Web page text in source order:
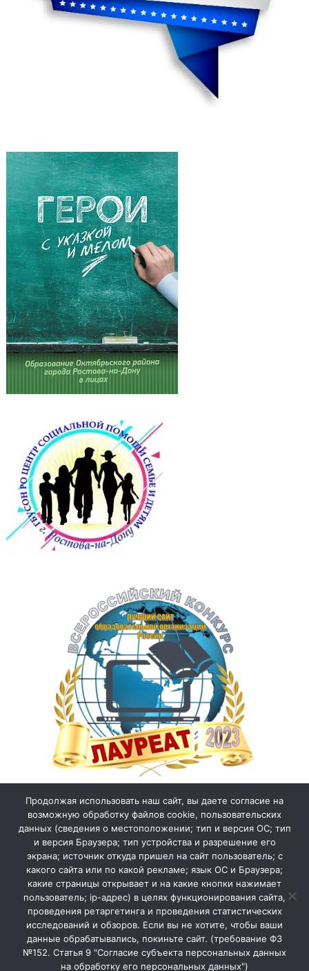
Продолжая использовать наш сайт, вы даете согласие на
возможную обработку файлов cookie, пользовательских
данных (сведения о местоположении; тип и версия ОС; тип
и версия Браузера; тип устройства и разрешение его
экрана; источник откуда пришел на сайт пользователь; с
какого сайта или по какой рекламе; язык ОС и Браузера;
какие страницы открывает и на какие кнопки нажимает
пользователь; ip-адрес) в целях функционирования сайта,
проведения ретаргетинга и проведения статистических
исследований и обзоров. Если вы не хотите, чтобы ваши
данные обрабатывались, покиньте сайт. (требование ФЗ
№152. Статья 9 "Согласие субъекта персональных данных
на обработку его персональных данных")